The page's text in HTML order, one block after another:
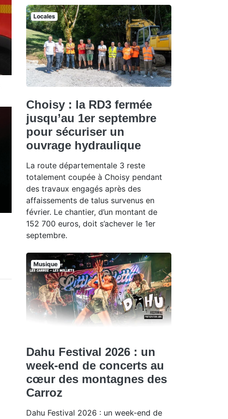
Locales
Choisy : la RD3 fermée
jusqu’au 1er septembre
pour sécuriser un
ouvrage hydraulique
La route départementale 3 reste
totalement coupée à Choisy pendant
des travaux engagés après des
affaissements de talus survenus en
février. Le chantier, d’un montant de
152 700 euros, doit s’achever le 1er
septembre.
Musique
Dahu Festival 2026 : un
week-end de concerts au
cœur des montagnes des
Carroz
Dahu Festival 2026 : un week-end de